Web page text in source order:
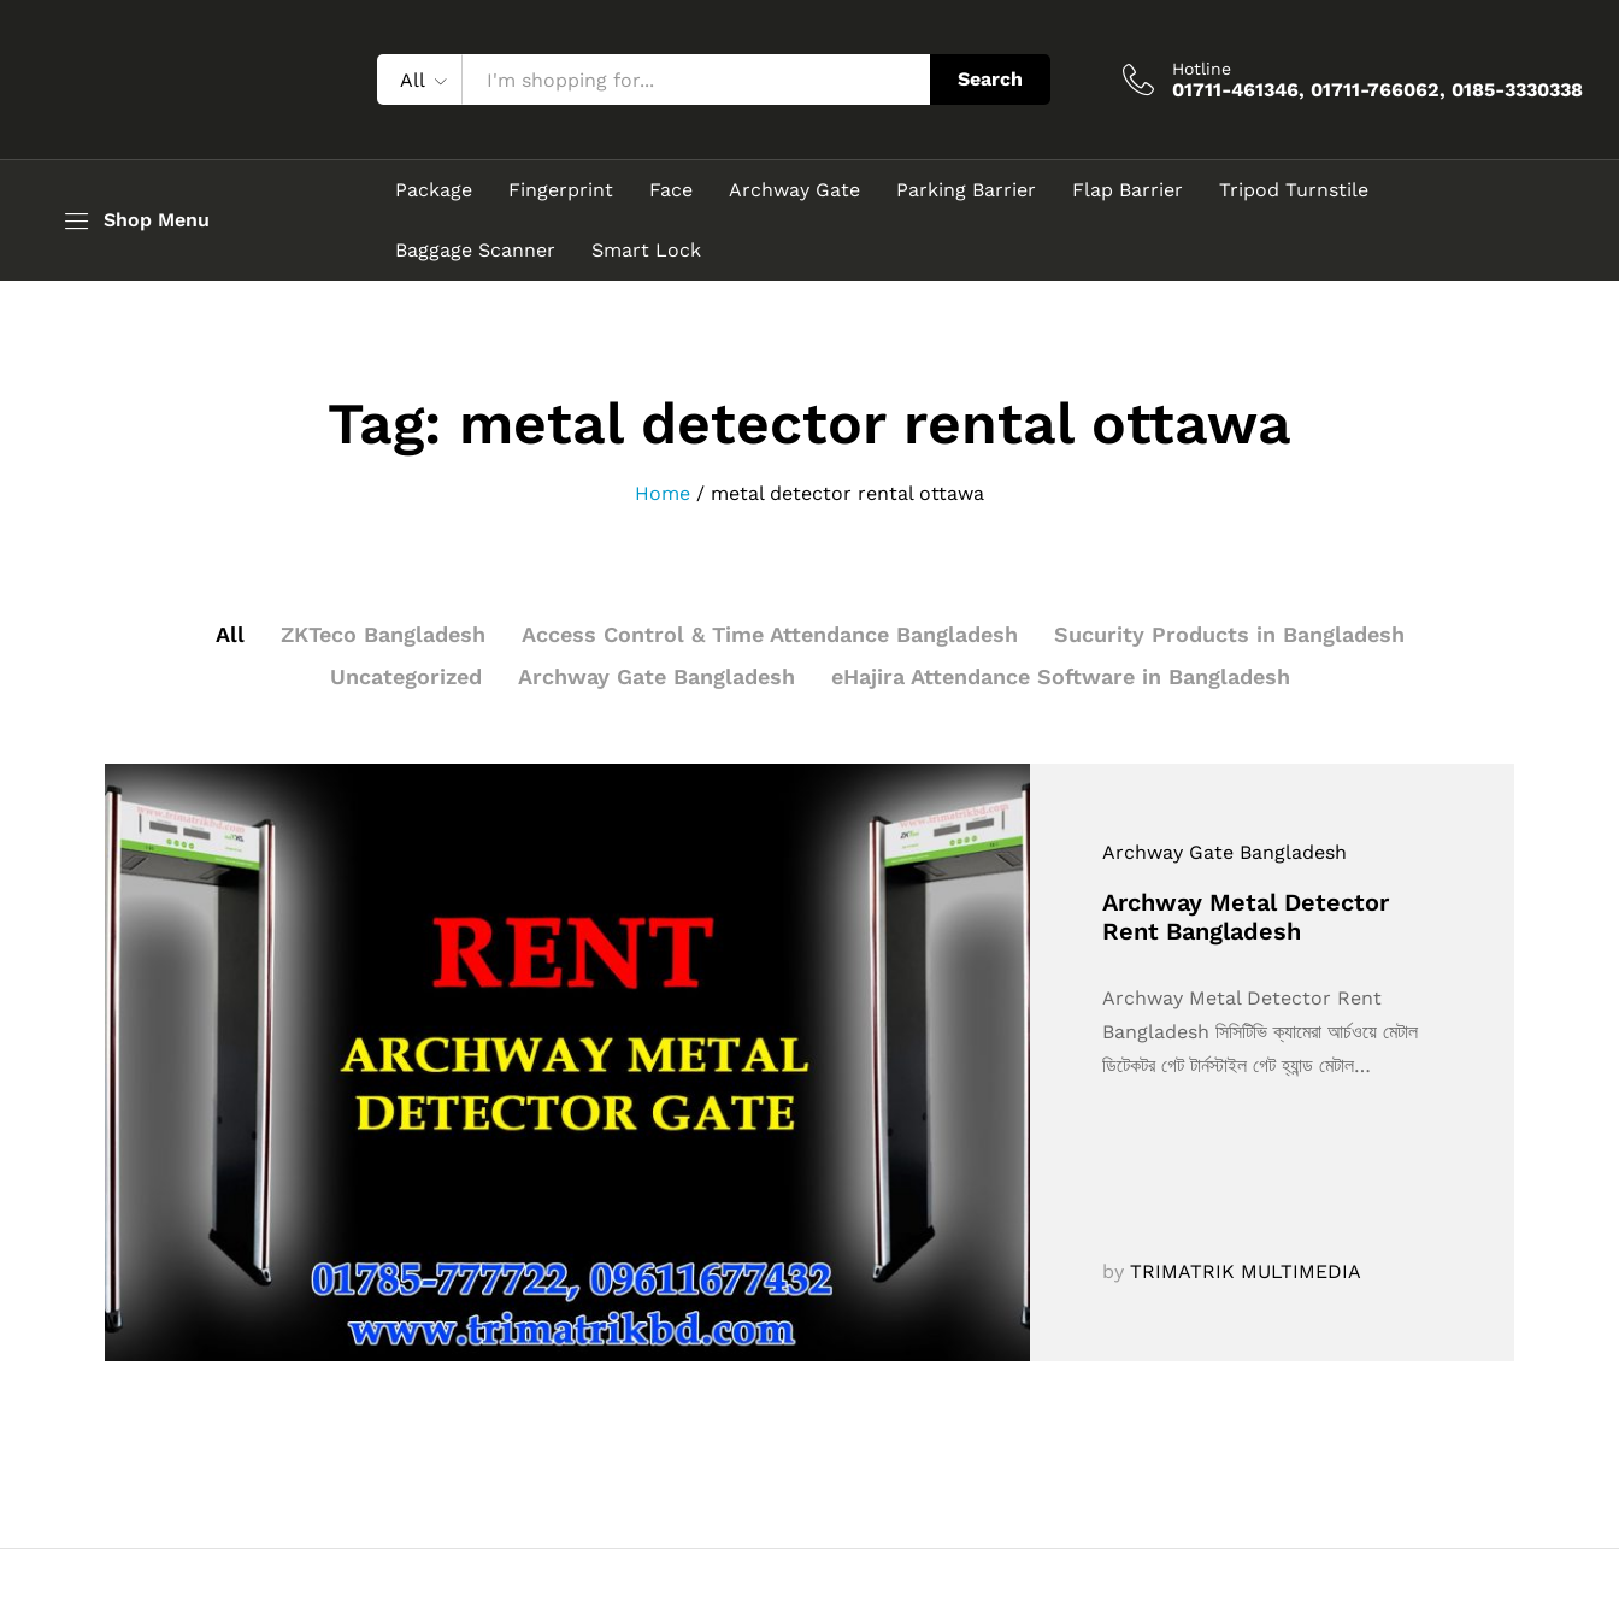
All Search Hotline
01711-461346, 01711-766062, 0185-3330338
Shop Menu
Package Fingerprint Face Archway Gate Parking Barrier Flap Barrier Tripod Turnstile
Baggage Scanner Smart Lock
Tag: metal detector rental ottawa
Home / metal detector rental ottawa
All ZKTeco Bangladesh Access Control & Time Attendance Bangladesh
Sucurity Products in Bangladesh
Uncategorized
Archway Gate Bangladesh eHajira Attendance Software in Bangladesh
Archway Gate Bangladesh
Archway Metal Detector
Rent Bangladesh
Archway Metal Detector Rent
Bangladesh সিসিটিভি ক্যামেরা আর্চওয়ে মেটাল
ডিটেকটর গেট টার্নস্টাইল গেট হ্যান্ড মেটাল…
byTRIMATRIK MULTIMEDIA